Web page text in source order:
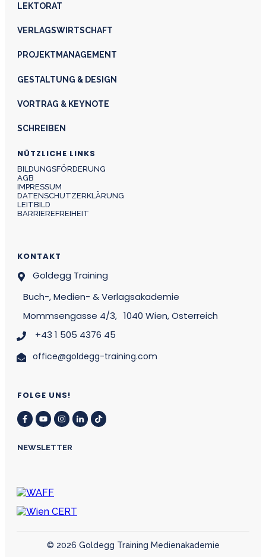
LEKTORAT
VERLAGSWIRTSCHAFT
PROJEKTMANAGEMENT
GESTALTUNG & DESIGN
VORTRAG & KEYNOTE
SCHREIBEN
NÜTZLICHE LINKS
BILDUNGSFÖRDERUNG
AGB
IMPRESSUM
DATENSCHUTZERKLÄRUNG
LEITBILD
BARRIEREFREIHEIT
KONTAKT
Goldegg Training
Buch-, Medien- & Verlagsakademie
Mommsengasse 4/3, 1040 Wien, Österreich
+43 1 505 4376 45
office@goldegg-training.com
FOLGE UNS!
NEWSLETTER
© 2026 Goldegg Training Medienakademie